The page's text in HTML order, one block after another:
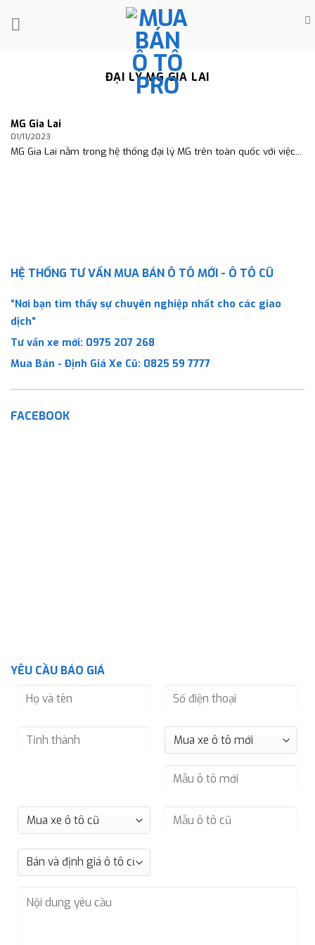
ĐẠI LÝ MG GIA LAI
MG Gia Lai
01/11/2023
MG Gia Lai nằm trong hệ thống đại lý MG trên toàn quốc với việc...
HỆ THỐNG TƯ VẤN MUA BÁN Ô TÔ MỚI - Ô TÔ CŨ
“Nơi bạn tìm thấy sự chuyên nghiệp nhất cho các giao
dịch”
Tư vấn xe mới: 0975 207 268
Mua Bán - Định Giá Xe Cũ: 0825 59 7777
FACEBOOK
YÊU CẦU BÁO GIÁ